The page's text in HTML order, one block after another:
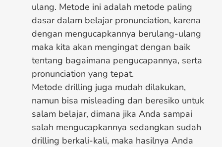
ulang. Metode ini adalah metode paling
dasar dalam belajar pronunciation, karena
dengan mengucapkannya berulang-ulang
maka kita akan mengingat dengan baik
tentang bagaimana pengucapannya, serta
pronunciation yang tepat.
Metode drilling juga mudah dilakukan,
namun bisa misleading dan beresiko untuk
salam belajar, dimana jika Anda sampai
salah mengucapkannya sedangkan sudah
drilling berkali-kali, maka hasilnya Anda